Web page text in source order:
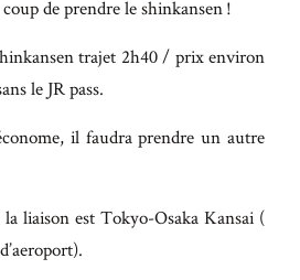
de prendre le shinkansen !
trajet 2h40 / prix environ
le JR pass.
il faudra prendre un autre
liaison est Tokyo-Osaka Kansai (